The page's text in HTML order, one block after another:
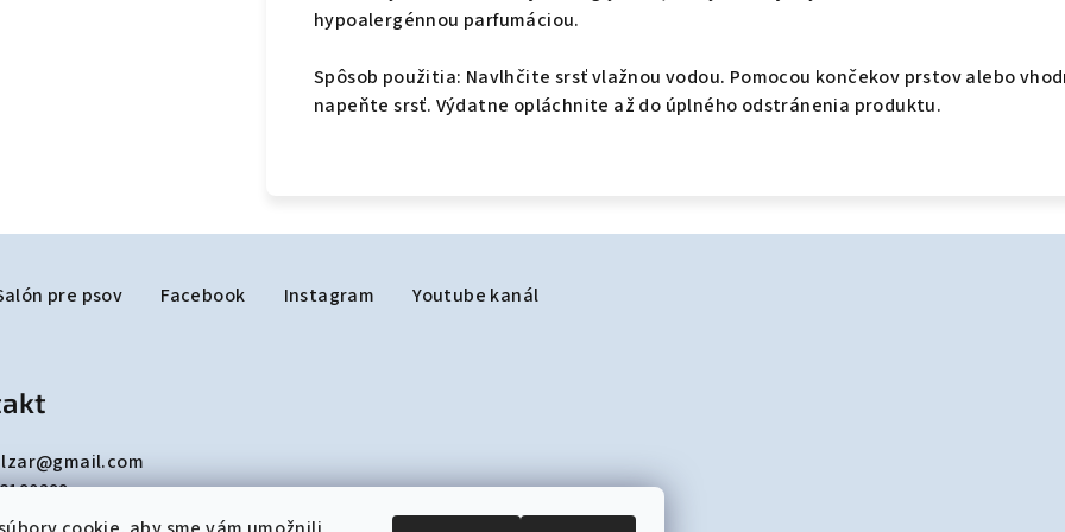
hypoalergénnou parfumáciou.
Spôsob použitia: Navlhčite srsť vlažnou vodou. Pomocou končekov prstov alebo
napeňte srsť. Výdatne opláchnite až do úplného odstránenia produktu.
pre psov Facebook Instagram Youtube kanál
@gmail.com